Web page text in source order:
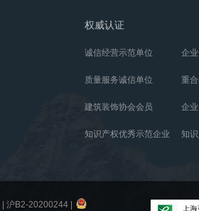
权威认证
诚信经营示范单位 企
质量服务诚信单位 重
建筑装饰协会会员 企
知识产权优秀示范企业 知
沪B2-20200244